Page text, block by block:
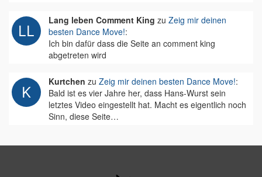
Lang leben Comment King zu Zeig mir deinen
besten Dance Move!:
Ich bin dafür dass die Seite an comment king
abgetreten wird
Kurtchen zu Zeig mir deinen besten Dance Move!:
Bald ist es vier Jahre her, dass Hans-Wurst sein
letztes Video eingestellt hat. Macht es eigentlich noch
Sinn, diese Seite…